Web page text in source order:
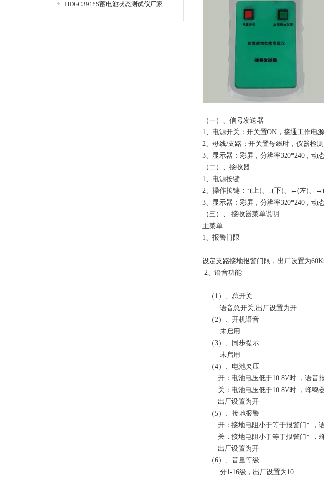
HDGC3915S蓄电池状态测试仪厂家
（一）、信号发送器
1、电源开关：开关置ON，接通工作电
2、母线/支路：开关置母线时，仪器检
3、显示器：彩屏，分辨率320*240，动态
（二）、接收器
1、电源按键
2、操作按键：↑(上)、↓(下)、←(左)、→(
3、显示器：彩屏，分辨率320*240，动态
（三）、 接收器菜单说明:
主菜单
1、报警门限
设定支路接地报警门限，出厂设置为
2、语音功能
（1）、总开关
语音总开关,出厂设置为开
（2）、开机语音
未启用
（3）、同步提示
未启用
（4）、电池欠压
开：电池电压低于10.8V时 ，语音
关：电池电压低于10.8V时 ，蜂鸣
出厂设置为开
（5）、接地报警
开：接地电阻小于等于报警门* ，语
关：接地电阻小于等于报警门* ，蜂
出厂设置为开
（6）、音量等级
分1-16级，出厂设置为10